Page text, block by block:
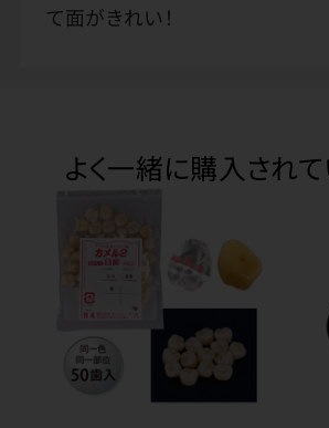
て面がきれい！
よく一緒に購入され